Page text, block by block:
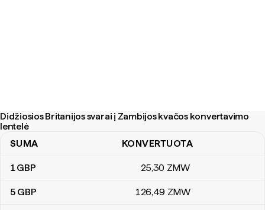
Didžiosios Britanijos svarai į Zambijos kvačos konvertavimo
lentelė
Didžiosios Britanijos svarai į Zambijos kvačos konvertavimo
SUMA KONVERTUOTA
1GBP 25,30 ZMW
5 GBP 126,49 ZMW